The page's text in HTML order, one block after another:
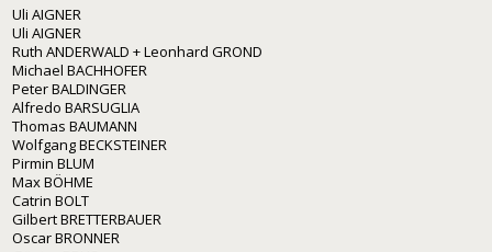
Uli AIGNER
Uli AIGNER
Ruth ANDERWALD + Leonhard GROND
Michael BACHHOFER
Peter BALDINGER
Alfredo BARSUGLIA
Thomas BAUMANN
Wolfgang BECKSTEINER
Pirmin BLUM
Max BÖHME
Catrin BOLT
Gilbert BRETTERBAUER
Oscar BRONNER